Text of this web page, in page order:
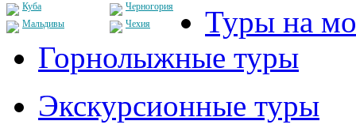
Куба
Мальдивы
Черногория
Чехия
Туры на
Горнолыжные туры
Экскурсионные туры